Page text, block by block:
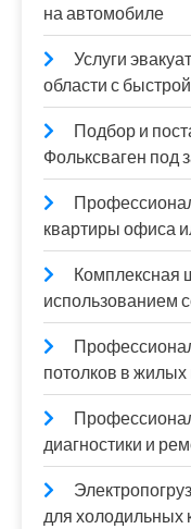
на автомобиле
Услуги
области с
Подбор и
Фольксваген под
квартиры офиса
Комплексная
использованием
потолков в
диагностики и
для холодильных